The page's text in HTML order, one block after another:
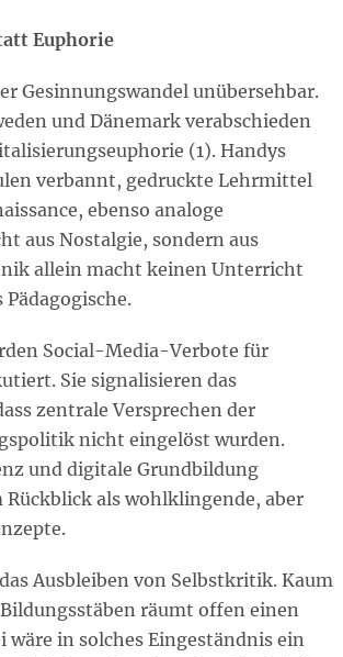
Euphorie
Gesinnungswandel unübersehbar.
und Dänemark verabschieden
(1). Handys
verbannt, gedruckte Lehrmittel
ebenso analoge
aus Nostalgie, sondern aus
allein macht keinen Unterricht
Pädagogische.
Social-Media-Verbote für
Sie signalisieren das
zentrale Versprechen der
nicht eingelöst wurden.
und digitale Grundbildung
Rückblick als wohlklingende, aber
Ausbleiben von Selbstkritik. Kaum
räumt offen einen
wäre in solches Eingeständnis ein